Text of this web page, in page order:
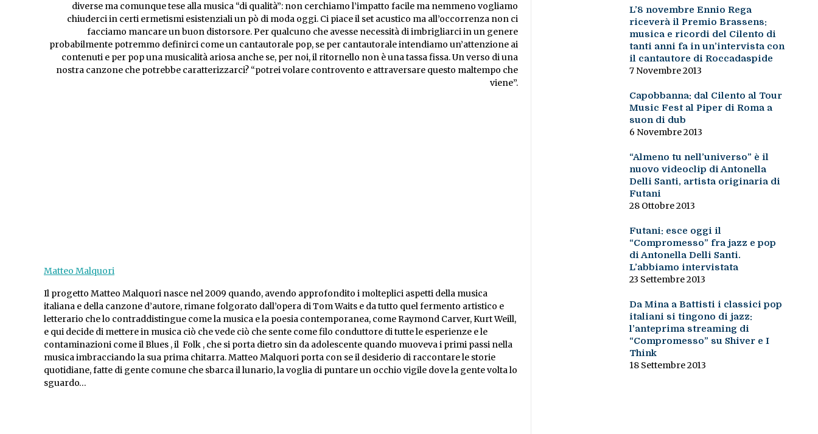
diverse ma comunque tese alla musica “di qualità”: non cerchiamo l’impatto facile ma nemmeno vogliamo
chiuderci in certi ermetismi esistenziali un pò di moda oggi. Ci piace il set acustico ma all’occorrenza non ci
facciamo mancare un buon distorsore. Per qualcuno che avesse necessità di imbrigliarci in un genere
probabilmente potremmo definirci come un cantautorale pop, se per cantautorale intendiamo un’attenzione ai
contenuti e per pop una musicalità ariosa anche se, per noi, il ritornello non è una tassa fissa. Un verso di una
nostra canzone che potrebbe caratterizzarci? “potrei volare controvento e attraversare questo maltempo che
viene”.
Matteo Malquori
Il progetto Matteo Malquori nasce nel 2009 quando, avendo approfondito i molteplici aspetti della musica
italiana e della canzone d’autore, rimane folgorato dall’opera di Tom Waits e da tutto quel fermento artistico e
letterario che lo contraddistingue come la musica e la poesia contemporanea, come Raymond Carver, Kurt Weill,
e qui decide di mettere in musica ciò che vede ciò che sente come filo conduttore di tutte le esperienze e le
contaminazioni come il Blues , il Folk , che si porta dietro sin da adolescente quando muoveva i primi passi nella
musica imbracciando la sua prima chitarra. Matteo Malquori porta con se il desiderio di raccontare le storie
quotidiane, fatte di gente comune che sbarca il lunario, la voglia di puntare un occhio vigile dove la gente volta lo
sguardo…
L’8 novembre Ennio Rega
riceverà il Premio Brassens:
musica e ricordi del Cilento di
tanti anni fa in un’intervista con
il cantautore di Roccadaspide
7 Novembre 2013
Capobbanna: dal Cilento al Tour
Music Fest al Piper di Roma a
suon di dub
6 Novembre 2013
“Almeno tu nell’universo” è il
nuovo videoclip di Antonella
Delli Santi, artista originaria di
Futani
28 Ottobre 2013
Futani: esce oggi il
“Compromesso” fra jazz e pop
di Antonella Delli Santi.
L’abbiamo intervistata
23 Settembre 2013
Da Mina a Battisti i classici pop
italiani si tingono di jazz:
l’anteprima streaming di
“Compromesso” su Shiver e I
Think
18 Settembre 2013